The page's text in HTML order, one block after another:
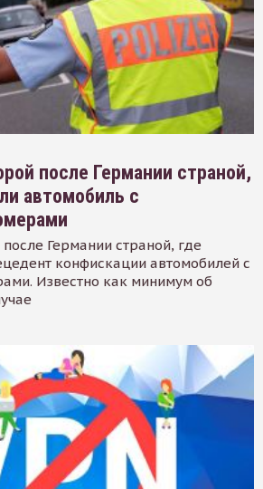
после Германии страной,
автомобиль с
Германии страной, где
конфискации автомобилей с
Известно как минимум об